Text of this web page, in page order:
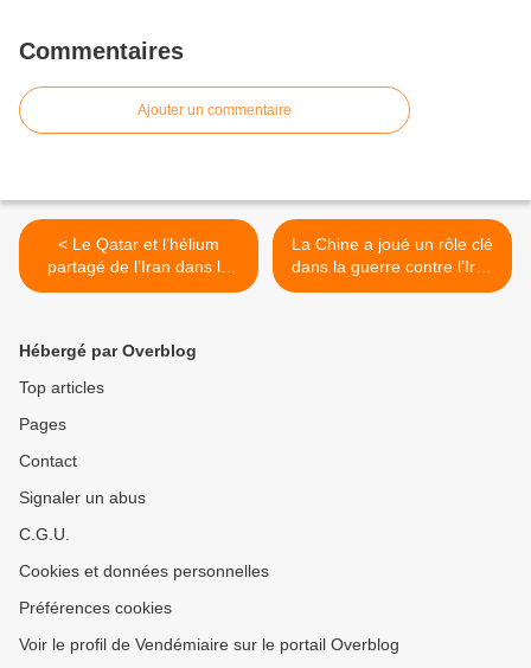
Commentaires
Ajouter un commentaire
< Le Qatar et l’hélium
partagé de l’Iran dans le
golfe Persique sont en
La Chine a joué un rôle clé
dans la guerre contre l’Iran
et continuera de le faire >
Hébergé par Overblog
Top articles
Pages
Contact
Signaler un abus
C.G.U.
Cookies et données personnelles
Préférences cookies
Voir le profil de Vendémiaire sur le portail Overblog